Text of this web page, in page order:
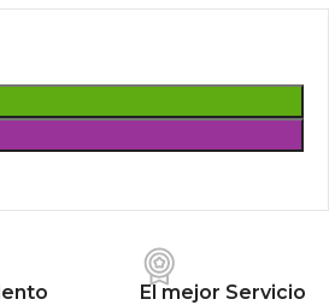
El mejor Servicio